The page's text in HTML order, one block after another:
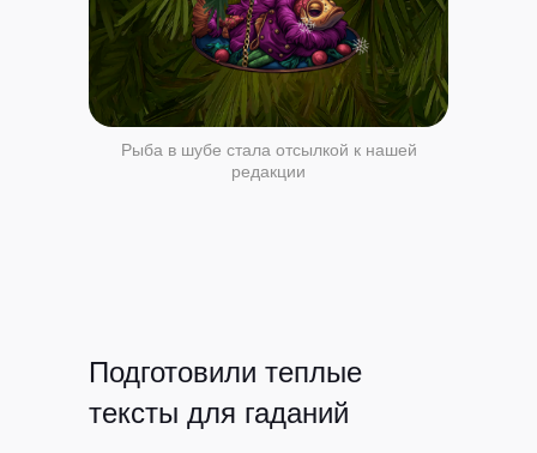
Рыба в шубе стала отсылкой к нашей
редакции
Подготовили теплые
тексты для гаданий